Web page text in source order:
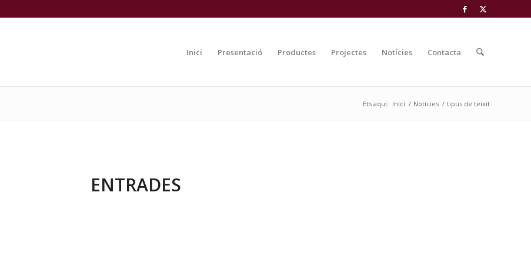
Inici Presentació Productes Projectes Notícies Contacta
Ets aquí: Inici / Notícies / tipus de teixit
ENTRADES